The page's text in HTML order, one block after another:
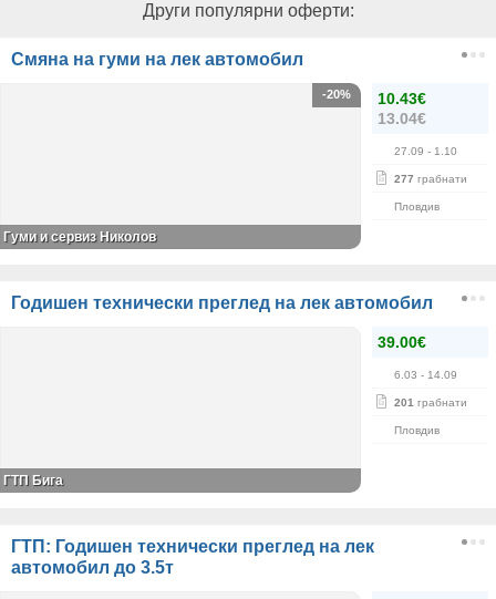
Други популярни оферти:
Смяна на гуми на лек автомобил
10.43€
13.04€
27.09 - 1.10
277 грабнати
Пловдив
-20%
Гуми и сервиз Николов
Годишен технически преглед на лек автомобил
39.00€
6.03 - 14.09
201 грабнати
Пловдив
ГТП Бига
ГТП: Годишен технически преглед на лек
автомобил до 3.5т